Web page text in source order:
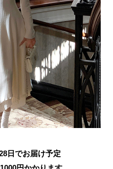
日でお届け予定